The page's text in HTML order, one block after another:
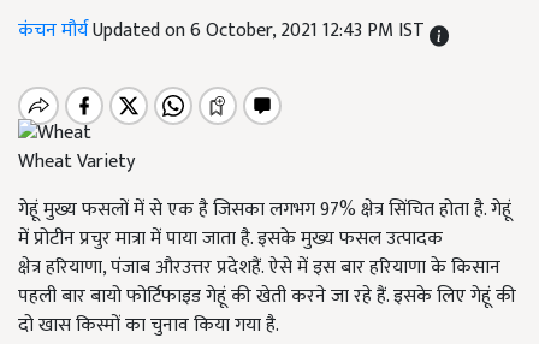
कंचन मौर्यUpdated on 6 October, 2021 12:43 PM IST
Wheat Variety
गेहूं मुख्य फसलों में से एक है जिसका लगभग 97%क्षेत्र सिंचित होता है. गेहूं
में प्रोटीन प्रचुर मात्रा में पाया जाता है. इसके मुख्य फसल उत्पादक
क्षेत्रहरियाणा, पंजाब औरउत्तर प्रदेशहैं. ऐसे में इस बार हरियाणा के किसान
पहली बार बायो फोर्टिफाइड गेहूं की खेती करने जा रहे हैं. इसके लिए गेहूं की
दो खास किस्मों का चुनाव किया गयाहै.